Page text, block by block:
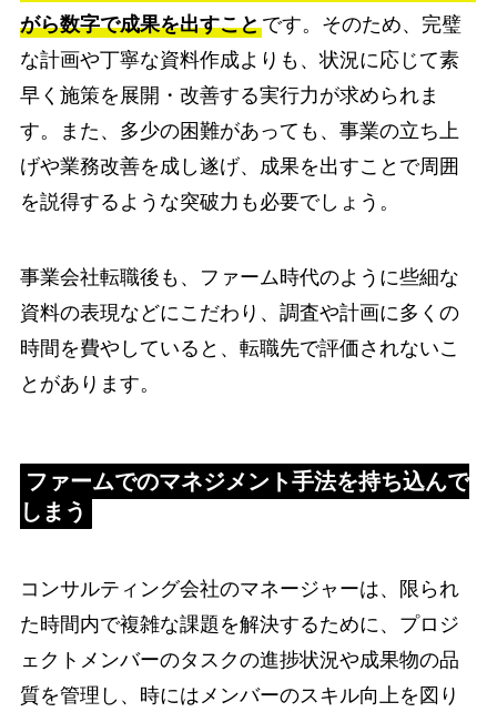
がら数字で成果を出すことです。そのため、完璧
な計画や丁寧な資料作成よりも、状況に応じて素
早く施策を展開・改善する実行力が求められま
す。また、多少の困難があっても、事業の立ち上
げや業務改善を成し遂げ、成果を出すことで周囲
を説得するような突破力も必要でしょう。
事業会社転職後も、ファーム時代のように些細な
資料の表現などにこだわり、調査や計画に多くの
時間を費やしていると、転職先で評価されないこ
とがあります。
ファームでのマネジメント手法を持ち込んで
しまう
コンサルティング会社のマネージャーは、限られ
た時間内で複雑な課題を解決するために、プロジ
ェクトメンバーのタスクの進捗状況や成果物の品
質を管理し、時にはメンバーのスキル向上を図り